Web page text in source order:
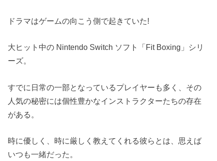
ドラマはゲームの向こう側で起きていた!
大ヒット中の Nintendo Switch ソフト「Fit Boxing」シリ
ーズ。
すでに日常の一部となっているプレイヤーも多く、その
人気の秘密には個性豊かなインストラクターたちの存在
がある。
時に優しく、時に厳しく教えてくれる彼らとは、思えば
いつも一緒だった。